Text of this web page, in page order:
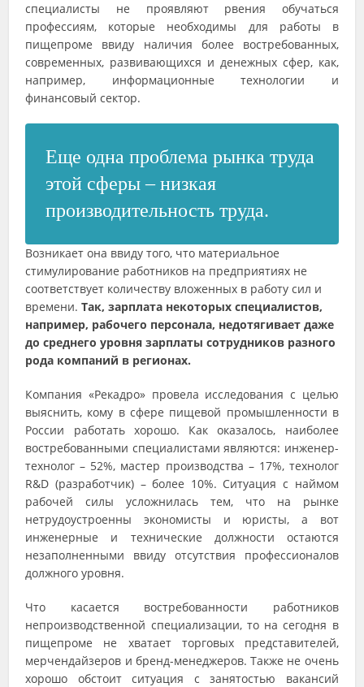
специалисты не проявляют рвения обучаться
профессиям, которые необходимы для работы в
пищепроме ввиду наличия более востребованных,
современных, развивающихся и денежных сфер, как,
например, информационные технологии и
финансовый сектор.
Еще одна проблема рынка труда
этой сферы – низкая
производительность труда.
Возникает она ввиду того, что материальное
стимулирование работников на предприятиях не
соответствует количеству вложенных в работу сил и
времени.Так, зарплата некоторых специалистов,
например, рабочего персонала, недотягивает даже
до среднего уровня зарплаты сотрудников разного
рода компаний в регионах.
Компания «Рекадро» провела исследования с целью
выяснить, кому в сфере пищевой промышленности в
России работать хорошо. Как оказалось, наиболее
востребованными специалистами являются: инженер-
технолог – 52%, мастер производства – 17%, технолог
R&D (разработчик) – более 10%. Ситуация с наймом
рабочей силы усложнилась тем, что на рынке
нетрудоустроенны экономисты и юристы, а вот
инженерные и технические должности остаются
незаполненными ввиду отсутствия профессионалов
должного уровня.
Что касается востребованности работников
непроизводственной специализации, то на сегодня в
пищепроме не хватает торговых представителей,
мерчендайзеров и бренд-менеджеров. Также не очень
хорошо обстоит ситуация с занятостью вакансий